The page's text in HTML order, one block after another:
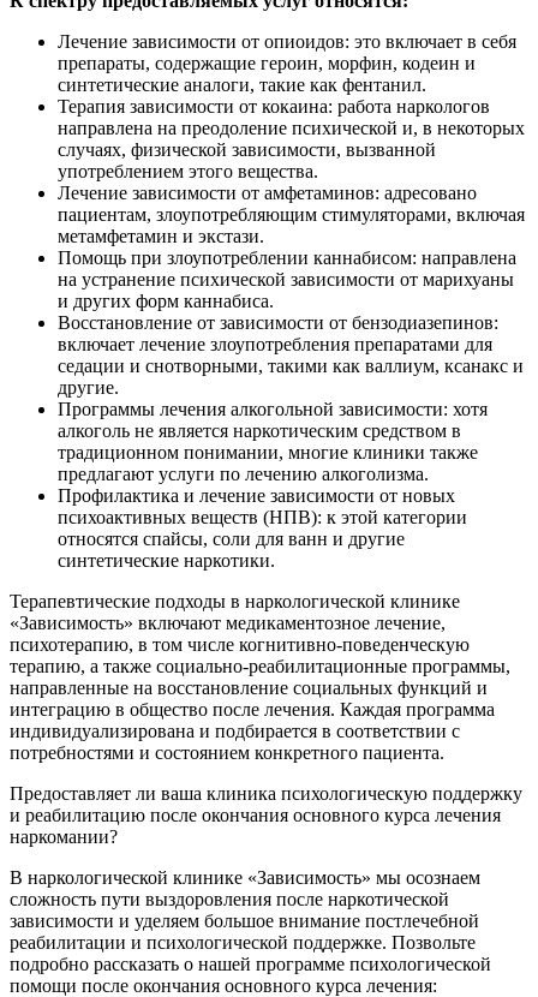
Лечение зависимости от опиоидов: это включает в себя
препараты, содержащие героин, морфин, кодеин и
синтетические аналоги, такие как фентанил.
Терапия зависимости от кокаина: работа наркологов
направлена на преодоление психической и, в некоторых
случаях, физической зависимости, вызванной
употреблением этого вещества.
Лечение зависимости от амфетаминов: адресовано
пациентам, злоупотребляющим стимуляторами, включая
метамфетамин и экстази.
Помощь при злоупотреблении каннабисом: направлена
на устранение психической зависимости от марихуаны
и других форм каннабиса.
Восстановление от зависимости от бензодиазепинов:
включает лечение злоупотребления препаратами для
седации и снотворными, такими как валлиум, ксанакс и
другие.
Программы лечения алкогольной зависимости: хотя
алкоголь не является наркотическим средством в
традиционном понимании, многие клиники также
предлагают услуги по лечению алкоголизма.
Профилактика и лечение зависимости от новых
психоактивных веществ (НПВ): к этой категории
относятся спайсы, соли для ванн и другие
синтетические наркотики.
Терапевтические подходы в наркологической клинике
«Зависимость» включают медикаментозное лечение,
психотерапию, в том числе когнитивно-поведенческую
терапию, а также социально-реабилитационные программы,
направленные на восстановление социальных функций и
интеграцию в общество после лечения. Каждая программа
индивидуализирована и подбирается в соответствии с
потребностями и состоянием конкретного пациента.
Предоставляет ли ваша клиника психологическую поддержку
и реабилитацию после окончания основного курса лечения
наркомании?
В наркологической клинике «Зависимость» мы осознаем
сложность пути выздоровления после наркотической
зависимости и уделяем большое внимание постлечебной
реабилитации и психологической поддержке. Позвольте
подробно рассказать о нашей программе психологической
помощи после окончания основного курса лечения: